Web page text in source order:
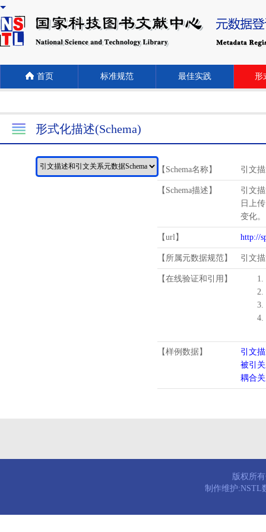
首页 标准规范 最佳实践 形
形式化描述(Schema)
【Schema名称】 引文
【Schema描述】
引文
日上
变化。
【url】 http://
【所属元数据规范】 引文
【在线验证和引用】
1.
2.
3.
4.
【样例数据】
引文
被引
耦合
版权所
制作维护:NSTL